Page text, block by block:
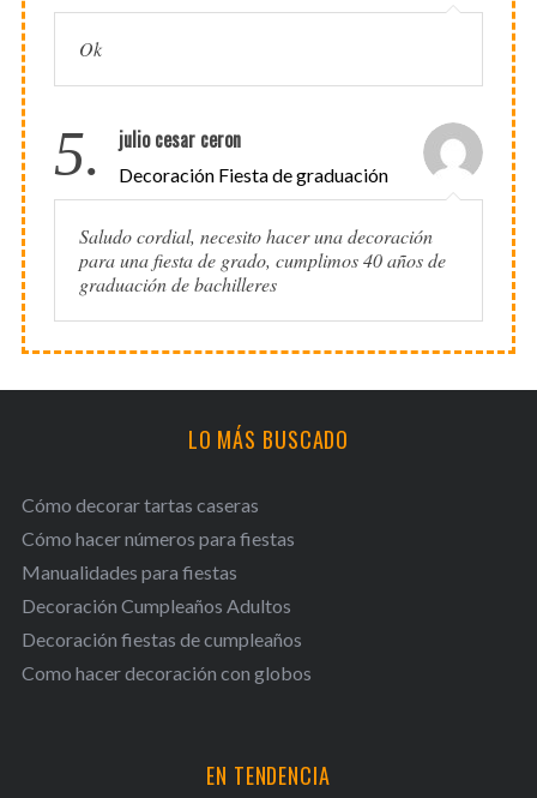
Ok
5. julio cesar ceron
Decoración Fiesta de graduación
Saludo cordial, necesito hacer una decoración
para una fiesta de grado, cumplimos 40 años de
graduación de bachilleres
LO MÁS BUSCADO
Cómo decorar tartas caseras
Cómo hacer números para fiestas
Manualidades para fiestas
Decoración Cumpleaños Adultos
Decoración fiestas de cumpleaños
Como hacer decoración con globos
EN TENDENCIA